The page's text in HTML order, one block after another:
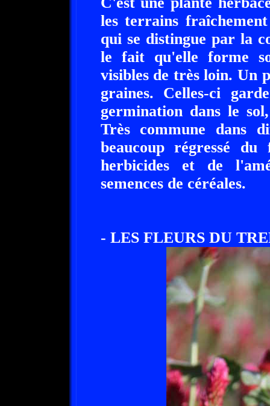
les terrains
qui se distingue par la
le fait qu'elle forme
visibles de très loin. Un
graines. Celles-ci
germination dans le
Très commune dans
beaucoup régressé
herbicides et de
semences de céréales.
- LES FLEURS DU